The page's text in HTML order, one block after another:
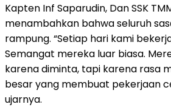
Kapten Inf Saparudin, Dan SSK
menambahkan bahwa seluruh
rampung. “Setiap hari kami
Semangat mereka luar biasa.
karena diminta, tapi karena rasa
besar yang membuat pekerjaan
ujarnya.